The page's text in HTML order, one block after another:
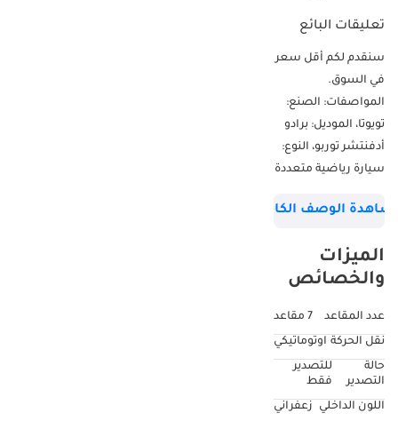
تعليقات البائع
سنقدم لكم أقل سعر
في السوق.
المواصفات: الصنع:
تويوتا، الموديل: برادو
أدفنتشر توربو، النوع:
سيارة رياضية متعددة
أوفر، المحرك: 2.8 لتر،
اسمي محمد نعمان،
التفاصيل، يرجى
الاتصال بنا أو
شركة إس كي موتورز
الوصف الكامل
الميزات
والخصائص
عدد المقاعد
7 مقاعد
نقل الحركة اوتوماتيكي
حالة
التصدير
للتصدير
فقط
اللون الداخلي
زعفراني